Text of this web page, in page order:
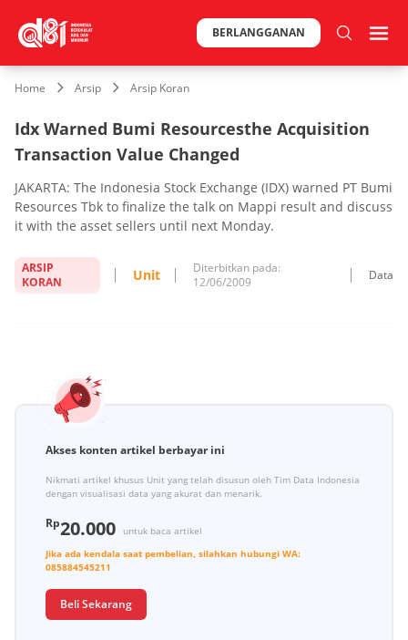
BERLANGGANAN
Home Arsip Arsip Koran
Idx Warned Bumi Resourcesthe Acquisition
Transaction Value Changed
JAKARTA: The Indonesia Stock Exchange (IDX) warned PT Bumi
Resources Tbk to finalize the talk on Mappi result and discuss
it with the asset sellers until next Monday.
ARSIP
KORAN
Unit
Diterbitkan pada:
12/06/2009
Data
Akses konten artikel berbayar ini
Nikmati artikel khusus Unit yang telah disusun oleh Tim Data Indonesia
dengan visualisasi data yang akurat dan menarik.
Rp20.000
untuk baca artikel
Jika ada kendala saat pembelian, silahkan hubungi WA:
085884545211
Beli Sekarang